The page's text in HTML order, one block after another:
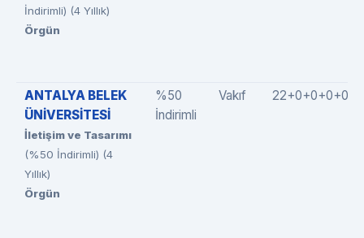
İndirimli) (4 Yıllık)
Örgün
ANTALYA BELEK
ÜNİVERSİTESİ
İletişim ve Tasarımı
(%50 İndirimli) (4
Yıllık)
Örgün
%50
İndirimli
Vakıf 22+0+0+0+0